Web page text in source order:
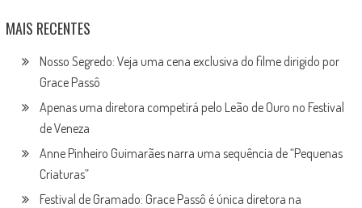
MAIS RECENTES
Nosso Segredo: Veja uma cena exclusiva do filme dirigido por
Grace Passô
Apenas uma diretora competirá pelo Leão de Ouro no Festival
de Veneza
Anne Pinheiro Guimarães narra uma sequência de “Pequenas
Criaturas”
Festival de Gramado: Grace Passô é única diretora na